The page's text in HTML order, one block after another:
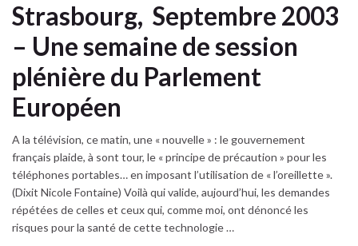
Strasbourg, Septembre 2003
– Une semaine de session
plénière du Parlement
Européen
A la télévision, ce matin, une « nouvelle » : le gouvernement
français plaide, à sont tour, le « principe de précaution » pour les
téléphones portables… en imposant l’utilisation de « l’oreillette ».
(Dixit Nicole Fontaine) Voilà qui valide, aujourd’hui, les demandes
répétées de celles et ceux qui, comme moi, ont dénoncé les
risques pour la santé de cette technologie …